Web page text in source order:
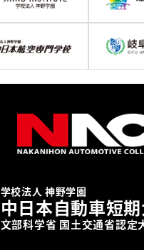
学校法人 神野学園
中日本自動車短
文部科学省 国土交通省認定